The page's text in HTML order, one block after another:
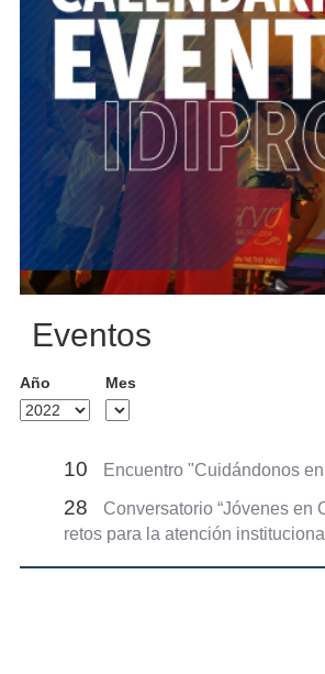
Eventos
Año Mes
10 Encuentro "Cuidándonos
28
Conversatorio “Jóvenes en
retos para la atención